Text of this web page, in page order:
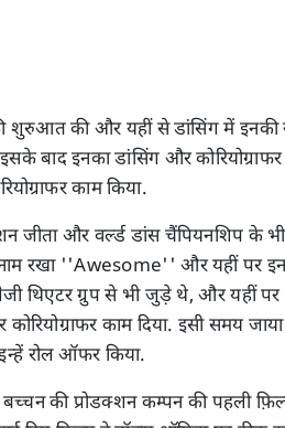
की और यहीं से डांसिंग में इनकी
बाद इनका डांसिंग और
काम किया.
और वर्ल्ड डांस चैंपियनशिप के भी
रखा ''Awesome'' और यहीं पर
थिएटर ग्रुप से भी जुड़े थे, और यहीं
कोरियोग्राफर काम दिया. इसी समय
रोल ऑफर किया.
बच्चन की प्रोडक्शन कम्पन की पहली